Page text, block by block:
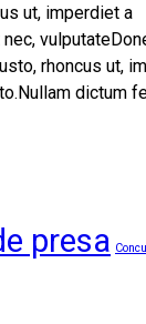
ut, imperdiet a
rhoncus ut,
dictum
presa